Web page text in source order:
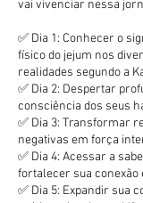
vai vivenciar nessa
✅ Dia 1: Conhecer o
físico do jejum nos
realidades segundo a
✅ Dia 2: Despertar
consciência dos seus
✅ Dia 3: Transformar
negativas em força
✅ Dia 4: Acessar a
fortalecer sua conexão
✅ Dia 5: Expandir sua